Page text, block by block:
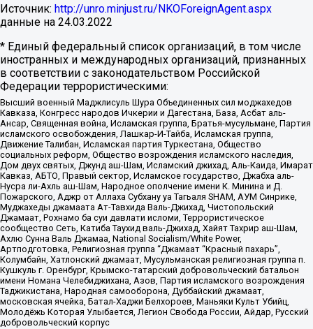
Источник: http://unro.minjust.ru/NKOForeignAgent.aspx
данные на 24.03.2022
* Единый федеральный список организаций, в том числе
иностранных и международных организаций, признанных
в соответствии с законодательством Российской
Федерации террористическими:
Высший военный Маджлисуль Шура Объединенных сил моджахедов
Кавказа, Конгресс народов Ичкерии и Дагестана, База, Асбат аль-
Ансар, Священная война, Исламская группа, Братья-мусульмане, Партия
исламского освобождения, Лашкар-И-Тайба, Исламская группа,
Движение Талибан, Исламская партия Туркестана, Общество
социальных реформ, Общество возрождения исламского наследия,
Дом двух святых, Джунд аш-Шам, Исламский джихад, Аль-Каида, Имарат
Кавказ, АБТО, Правый сектор, Исламское государство, Джабха аль-
Нусра ли-Ахль аш-Шам, Народное ополчение имени К. Минина и Д.
Пожарского, Аджр от Аллаха Субхану уа Тагьаля SHAM, АУМ Синрике,
Муджахеды джамаата Ат-Тавхида Валь-Джихад, Чистопольский
Джамаат, Рохнамо ба суи давлати исломи, Террористическое
сообщество Сеть, Катиба Таухид валь-Джихад, Хайят Тахрир аш-Шам,
Ахлю Сунна Валь Джамаа, National Socialism/White Power,
Артподготовка, Религиозная группа “Джамаат “Красный пахарь”,
Колумбайн, Хатлонский джамаат, Мусульманская религиозная группа п.
Кушкуль г. Оренбург, Крымско-татарский добровольческий батальон
имени Номана Челебиджихана, Азов, Партия исламского возрождения
Таджикистана, Народная самооборона, Дуббайский джамаат,
московская ячейка, Батал-Хаджи Белхороев, Маньяки Культ Убийц,
Молодёжь Которая Улыбается, Легион Свобода России, Айдар, Русский
добровольческий корпус